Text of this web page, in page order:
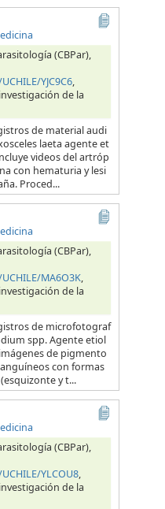
(CBPar),
YJC9C6,
de la
de material audi
laeta agente et
videos del artróp
con hematuria y lesi
Proced...
(CBPar),
MA6O3K,
de la
de microfotograf
spp. Agente etiol
de pigmento
con formas
y t...
(CBPar),
YLCOU8,
de la